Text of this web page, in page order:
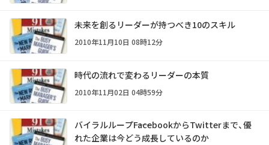
未来を創るリーダーが持つべき10のスキル
2010年11月10日 08時12分
時代の流れで変わるリーダーの本質
2010年11月02日 04時59分
バイラルループ――FacebookからTwitterまで、優
れた企業は今どう成長しているのか